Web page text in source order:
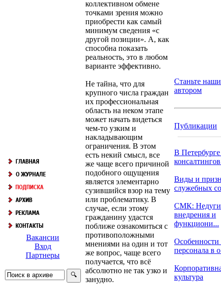
Вакансии
Вход
Партнеры
коллективном обмене
точками зрения можно
приобрести как самый
минимум сведения «с
другой позиции». А, как
способна показать
реальность, это в любом
варианте эффективно.
Не тайна, что для
крупного числа граждан
их профессиональная
область на неком этапе
может начать видеться
чем-то узким и
накладывающим
ограничения. В этом
есть некий смысл, все
же чаще всего причиной
подобного ощущения
является элементарно
сузившийся взор на тему
или проблематику. В
случае, если этому
гражданину удастся
поближе ознакомиться с
противоположными
мнениями на один и тот
же вопрос, чаще всего
получается, что всё
абсолютно не так узко и
занудно.
Станьте
автором
Публикации
В
Виды и
служебных
СМК: Недуги
внедрения и
функциони...
Особенности
персонала в
культура